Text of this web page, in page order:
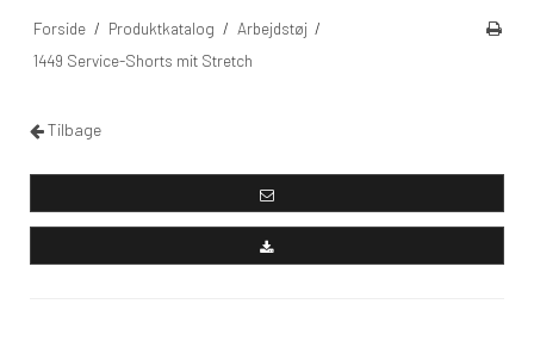
Forside / Produktkatalog / Arbejdstøj /
1449 Service-Shorts mit Stretch
Tilbage